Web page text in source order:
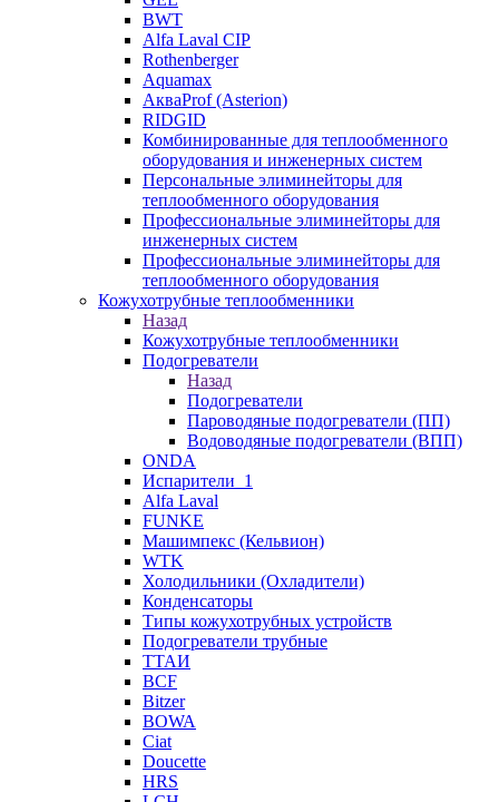
BWT
Alfa Laval CIP
Rothenberger
Aquamax
АкваProf (Asterion)
RIDGID
Комбинированные для теплообменного
оборудования и инженерных систем
Персональные элиминейторы для
теплообменного оборудования
Профессиональные элиминейторы для
инженерных систем
Профессиональные элиминейторы для
теплообменного оборудования
Кожухотрубные теплообменники
Назад
Кожухотрубные теплообменники
Подогреватели
Назад
Подогреватели
Пароводяные подогреватели (ПП)
Водоводяные подогреватели (ВПП)
ONDA
Испарители_1
Alfa Laval
FUNKE
Машимпекс (Кельвион)
WTK
Холодильники (Охладители)
Конденсаторы
Типы кожухотрубных устройств
Подогреватели трубные
ТТАИ
BCF
Bitzer
BOWA
Ciat
Doucette
HRS